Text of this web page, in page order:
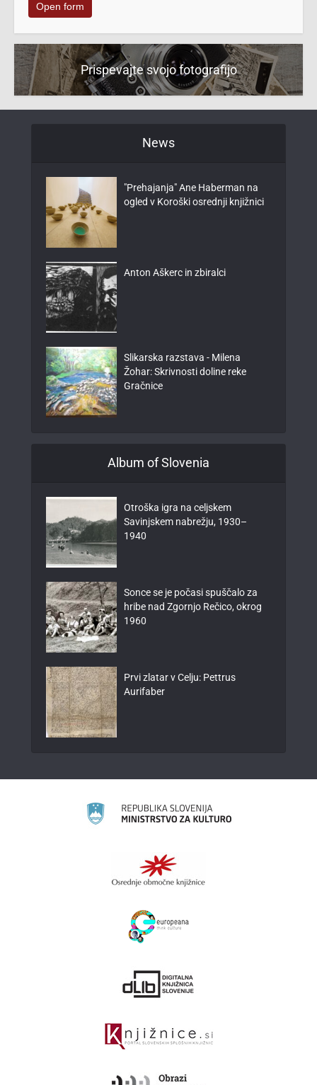
Open form
Prispevajte svojo fotografijo
News
"Prehajanja" Ane Haberman na
ogled v Koroški osrednji knjižnici
Anton Aškerc in zbiralci
Slikarska razstava - Milena
Žohar: Skrivnosti doline reke
Gračnice
Album of Slovenia
Otroška igra na celjskem
Savinjskem nabrežju, 1930–
1940
Sonce se je počasi spuščalo za
hribe nad Zgornjo Rečico, okrog
1960
Prvi zlatar v Celju: Pettrus
Aurifaber